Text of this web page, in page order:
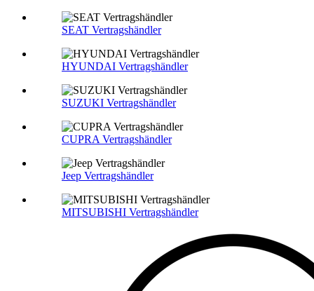
SEAT Vertragshändler
HYUNDAI Vertragshändler
SUZUKI Vertragshändler
CUPRA Vertragshändler
Jeep Vertragshändler
MITSUBISHI Vertragshändler